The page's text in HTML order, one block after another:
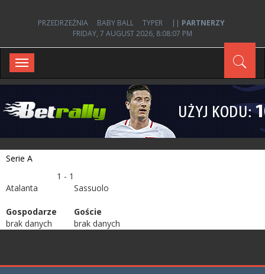
PRZEDRZEŹNIA BABY BALL TYPER || PARTNERZY
FRIDAY, 7 AUGUST 2026, 8:08:07 PM
Toggle
navigation
Serie A
1 - 1
Atalanta
Sassuolo
Gospodarze
brak danych
Goście
brak danych